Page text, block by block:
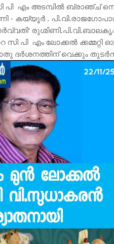
പി എം അടമ്പിൽ ബ്രാഞ്ച്
കയ്യൂർ . പി.വി.രാജഗോപാൽ
സി പി എം ലോക്കൽ
വെക്കും തുടർന്ന്